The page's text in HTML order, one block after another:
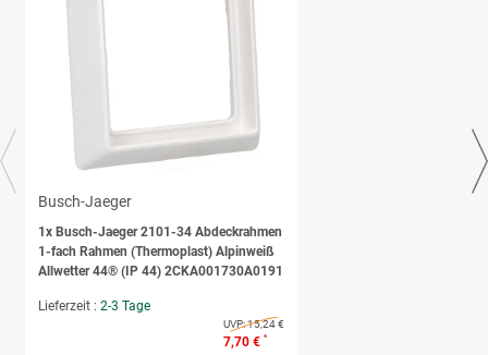
Busch-Jaeger
1x Busch-Jaeger 2101-34 Abdeckrahmen
1-fach Rahmen (Thermoplast) Alpinweiß
Allwetter 44® (IP 44) 2CKA001730A0191
Lieferzeit : 2-3 Tage
UVP:15,24 €
7,70 € *